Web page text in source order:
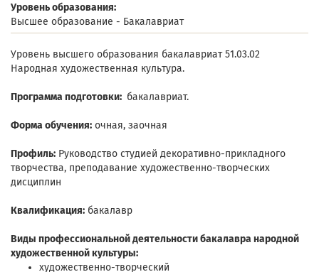
Уровень образования:
Высшее образование - Бакалавриат
Уровень высшего образования бакалавриат 51.03.02
Народная художественная культура.
Программа подготовки: бакалавриат.
Форма обучения: очная, заочная
Профиль: Руководство студией декоративно-прикладного
творчества, преподавание художественно-творческих
дисциплин
Квалификация: бакалавр
Виды профессиональной деятельности бакалавра народной
художественной культуры:
художественно-творческий